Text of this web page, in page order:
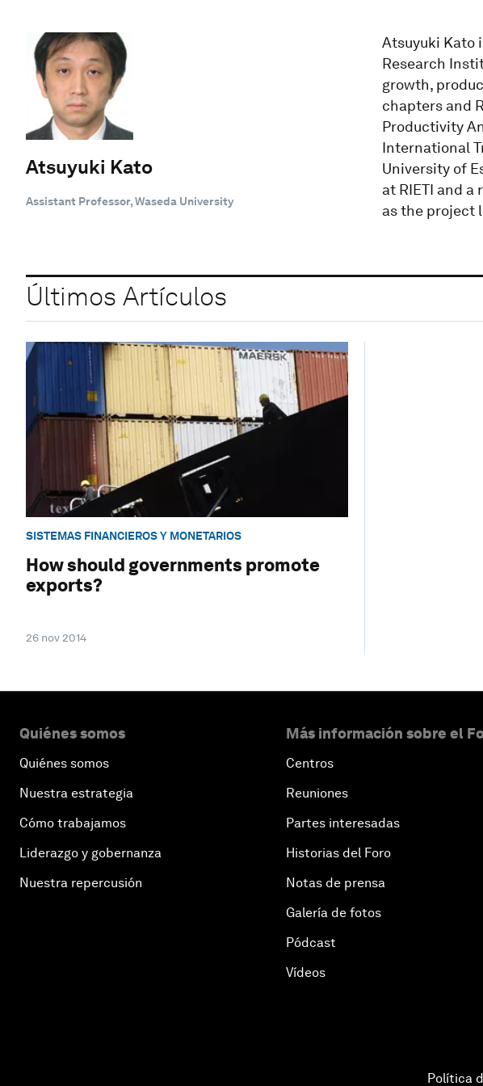
Atsuyuki Kato
Assistant Professor, Waseda University
Atsuyuki Kato
Research
growth,
chapters and
Productivity
International
University of
at RIETI and a
as the project
Últimos Artículos
SISTEMAS FINANCIEROS Y MONETARIOS
How should governments promote
exports?
26 nov 2014
Quiénes somos
Quiénes somos
Nuestra estrategia
Cómo trabajamos
Liderazgo y gobernanza
Nuestra repercusión
Más información sobre el
Centros
Reuniones
Partes interesadas
Historias del Foro
Notas de prensa
Galería de fotos
Pódcast
Vídeos
Política